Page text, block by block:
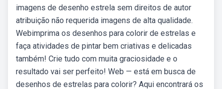
imagens de desenho estrela sem direitos de autor
atribuição não requerida imagens de alta qualidade.
Webimprima os desenhos para colorir de estrelas e
faça atividades de pintar bem criativas e delicadas
também! Crie tudo com muita graciosidade e o
resultado vai ser perfeito! Web — está em busca de
desenhos de estrelas para colorir? Aqui encontrará os